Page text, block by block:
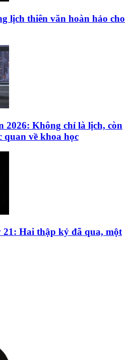
lịch thiên văn hoàn hảo cho
2026: Không chỉ là lịch, còn
quan về khoa học
21: Hai thập kỷ đã qua, một